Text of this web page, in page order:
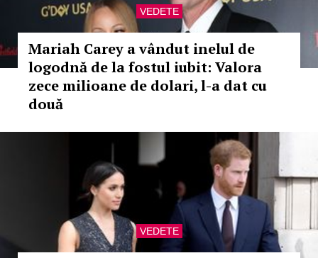
VEDETE
Mariah Carey a vândut inelul de
logodnă de la fostul iubit: Valora
zece milioane de dolari, l-a dat cu
două
VEDETE